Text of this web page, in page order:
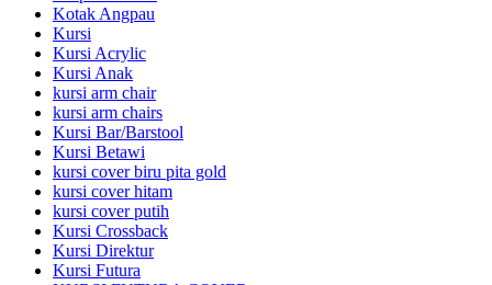
Kotak Angpau
Kursi
Kursi Acrylic
Kursi Anak
kursi arm chair
kursi arm chairs
Kursi Bar/Barstool
Kursi Betawi
kursi cover biru pita gold
kursi cover hitam
kursi cover putih
Kursi Crossback
Kursi Direktur
Kursi Futura